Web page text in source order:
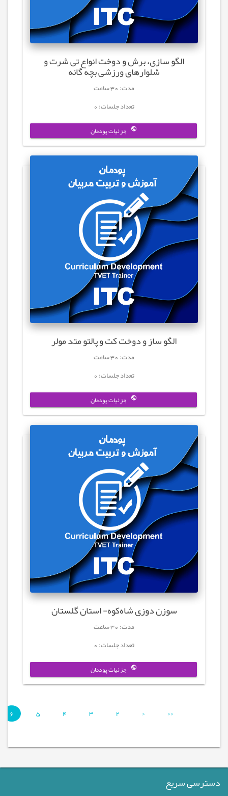
الگو سازی، برش و دوخت انواع تی شرت و
شلوارهای ورزشی بچه گانه
مدت: 30 ساعت
تعداد جلسات: 0
جزئیات پودمان
الگو ساز و دوخت کت و پالتو متد مولر
مدت: 30 ساعت
تعداد جلسات: 0
جزئیات پودمان
سوزن دوزی شاه‌کوه- استان گلستان
مدت: 30 ساعت
تعداد جلسات: 0
جزئیات پودمان
<<
<
2
3
4
5
6
دسترسی سریع